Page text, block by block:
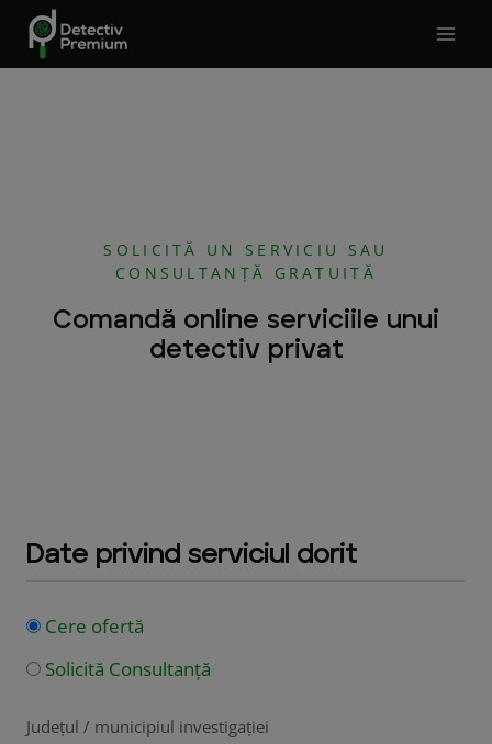
Skip
content
SOLICITĂ UN SERVICIU SAU
CONSULTANȚĂ GRATUITĂ
Comandă online serviciile unui
detectiv privat
Date privind serviciul dorit
Cere ofertă
Solicită Consultanță
Județul / municipiul investigației